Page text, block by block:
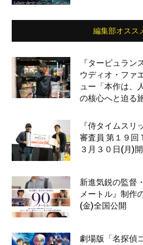
編集部オスス
『タービュラン
ウディオ・ファ
ュー「本作は、
の核心へと迫る旅
『侍タイムスリ
審査員 第１９回
３月３０日(月)
新進気鋭の監督
メートル』制作
(金)全国公開
劇場版「名探偵